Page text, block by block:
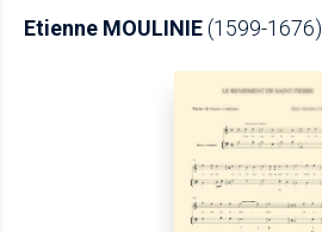
Etienne MOULINIE(1599-1676)